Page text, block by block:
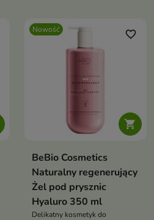
Nowość

favorite_border
BeBio Cosmetics
Naturalny regenerujący
Żel pod prysznic
Hyaluro 350 ml
Delikatny kosmetyk do